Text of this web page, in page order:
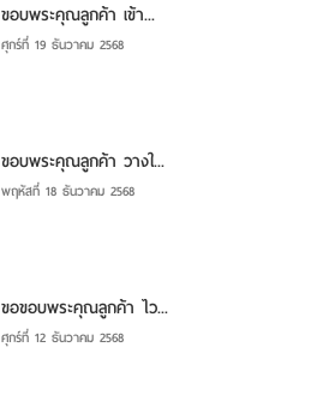
ขอบพระคุณลูกค้า เข้า...
ศุกร์ที่ 19 ธันวาคม 2568
ขอบพระคุณลูกค้า วางใ...
พฤหัสที่ 18 ธันวาคม 2568
ขอขอบพระคุณลูกค้า ไว...
ศุกร์ที่ 12 ธันวาคม 2568